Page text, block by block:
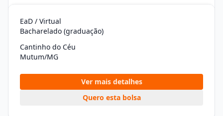
EaD / Virtual
Bacharelado (graduação)
Cantinho do Céu
Mutum/MG
Ver mais detalhes
Quero esta bolsa